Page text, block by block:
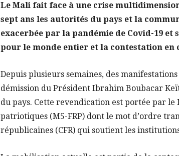
Le Mali fait face à une crise
sept ans les autorités du pays et la
exacerbée par la pandémie de Covid-19 et
pour le monde entier et la contestation
Depuis plusieurs semaines, des
démission du Président Ibrahim Boubacar
du pays. Cette revendication est portée par
patriotiques (M5-FRP) dont le mot d’ordre
républicaines (CFR) qui soutient les